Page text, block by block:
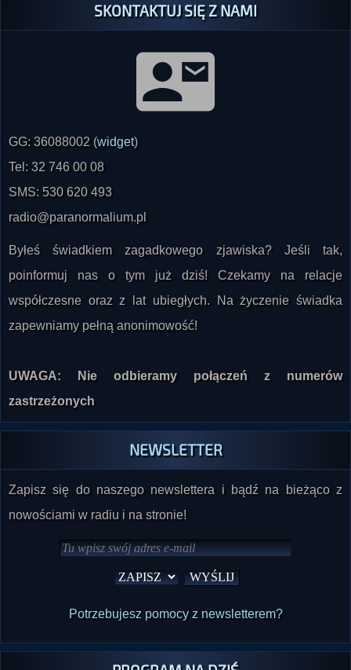
)
Tel: 32 746 00 08
SMS: 530 620 493
radio@paranormalium.pl
Byłeś świadkiem zagadkowego zjawiska? Jeśli tak,
poinformuj nas o tym już dziś! Czekamy na relacje
współczesne oraz z lat ubiegłych. Na życzenie świadka
zapewniamy pełną anonimowość!
zastrzeżonych
NEWSLETTER
Zapisz się do naszego newslettera i bądź na bieżąco z
nowościami w radiu i na stronie!
Potrzebujesz pomocy z newsletterem?
PROGRAM NA DZIŚ